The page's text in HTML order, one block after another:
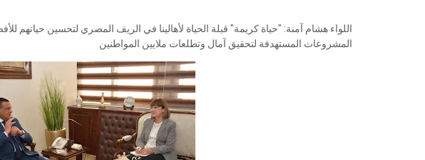
اللواء هشام آمنة: "حياة كريمة" قبلة الحياة لأهالينا في الريف المصري لتحسين
المشروعات المستهدفة لتحقيق آمال وتطلعات ملايين المواطنين